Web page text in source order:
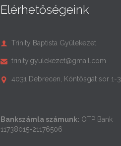
Elérhetőségeink
 Trinity Baptista Gyülekezet
 trinity.gyulekezet@gmail.com
 4031 Debrecen, Köntösgát sor 1-3.
Bankszámla számunk: OTP Bank
11738015-21176506